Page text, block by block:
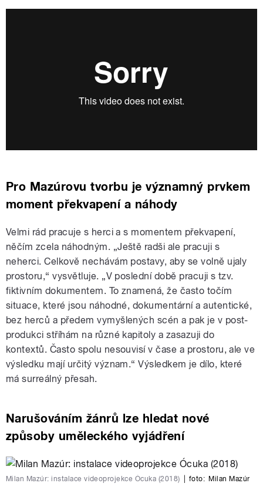
Pro Mazúrovu tvorbu je významný prvkem
moment překvapení a náhody
Velmi rád pracuje s herci a s momentem překvapení,
něčím zcela náhodným. „Ještě radši ale pracuji s
neherci. Celkově nechávám postavy, aby se volně ujaly
prostoru,“ vysvětluje. „V poslední době pracuji s tzv.
fiktivním dokumentem. To znamená, že často točím
situace, které jsou náhodné, dokumentární a autentické,
bez herců a předem vymyšlených scén a pak je v post-
produkci stříhám na různé kapitoly a zasazuji do
kontextů. Často spolu nesouvisí v čase a prostoru, ale ve
výsledku mají určitý význam.“ Výsledkem je dílo, které
má surreálný přesah.
Narušováním žánrů lze hledat nové
způsoby uměleckého vyjádření
Milan Mazúr: instalace videoprojekce Ócuka (2018) foto: Milan Mazúr